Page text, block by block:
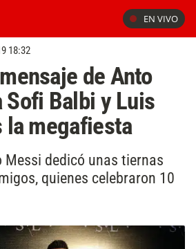
EN VIVO
18:32
de Anto
Sofi Balbi y Luis
la megafiesta
Messi dedicó unas tiernas
quienes celebraron 10